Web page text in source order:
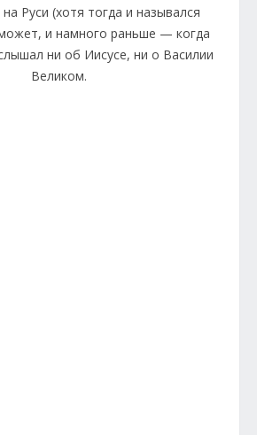
Руси (хотя тогда и назывался
и намного раньше — когда
ни об Иисусе, ни о Василии
Великом.